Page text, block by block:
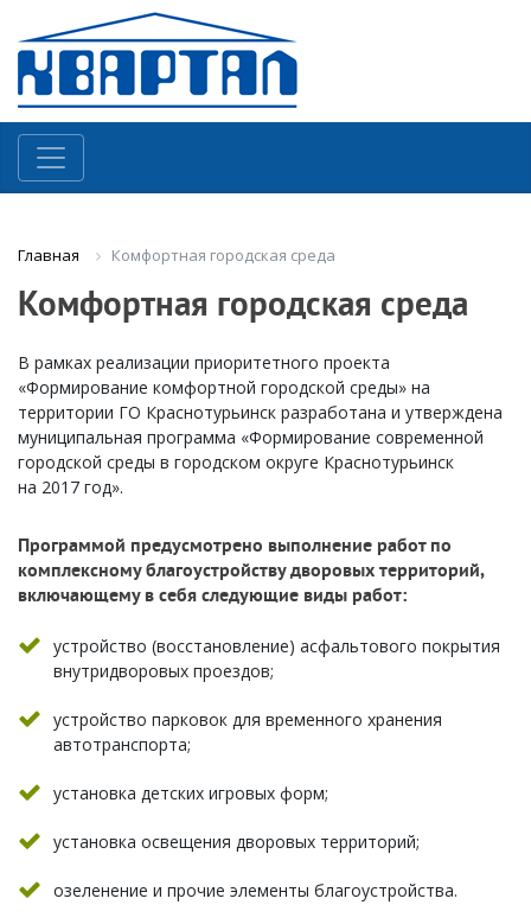
Главная Комфортная городская среда
Комфортная городская среда
В рамках реализации приоритетного проекта
«Формирование комфортной городской среды» на
территории ГО Краснотурьинск разработана и утверждена
муниципальная программа «Формирование современной
городской среды в городском округе Краснотурьинск
на 2017 год».
Программой предусмотрено выполнение работ по
комплексному благоустройству дворовых территорий,
включающему в себя следующие виды работ:
устройство (восстановление) асфальтового покрытия
внутридворовых проездов;
устройство парковок для временного хранения
автотранспорта;
установка детских игровых форм;
установка освещения дворовых территорий;
озеленение и прочие элементы благоустройства.